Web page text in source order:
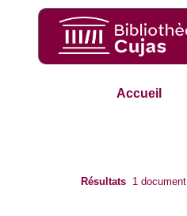
Accueil
Résultats 1 document